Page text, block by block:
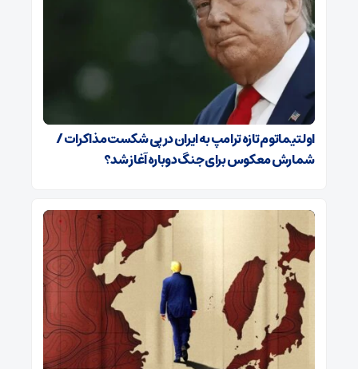
اولتیماتوم تازه ترامپ به ایران در پی شکست مذاکرات /
شمارش معکوس برای جنگ دوباره آغاز شد؟